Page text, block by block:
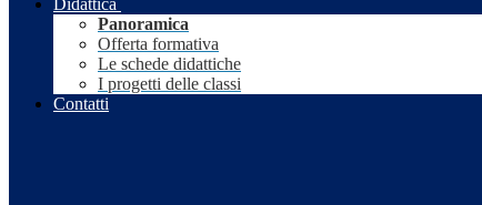
Didattica
Panoramica
Offerta formativa
Le schede didattiche
I progetti delle classi
Contatti